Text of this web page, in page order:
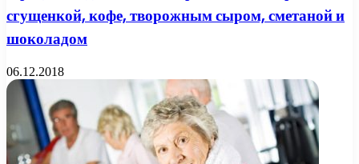
сгущенкой, кофе, творожным сыром, сметаной и
шоколадом
06.12.2018